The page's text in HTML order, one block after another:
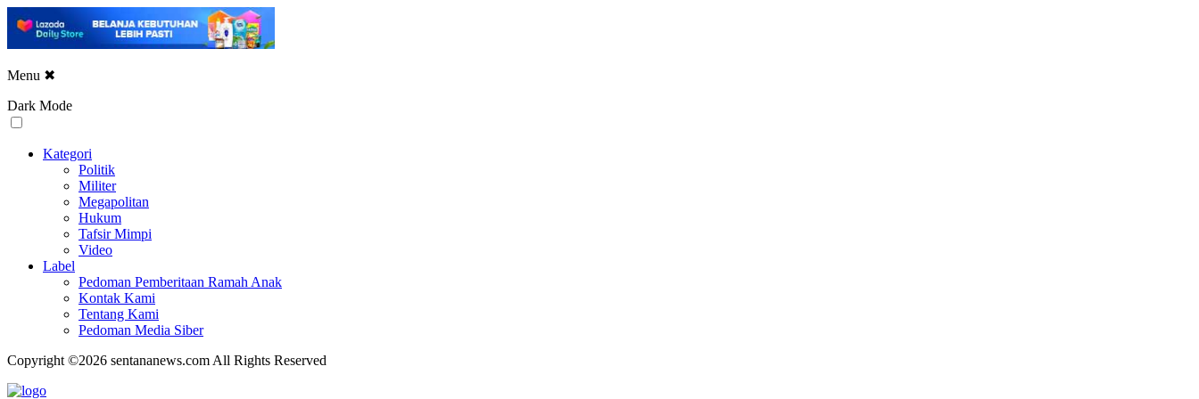
Menu ✖
Dark Mode
Kategori
Politik
Militer
Megapolitan
Hukum
Tafsir Mimpi
Video
Label
Pedoman Pemberitaan Ramah Anak
Kontak Kami
Tentang Kami
Pedoman Media Siber
Copyright ©2026 sentananews.com All Rights Reserved